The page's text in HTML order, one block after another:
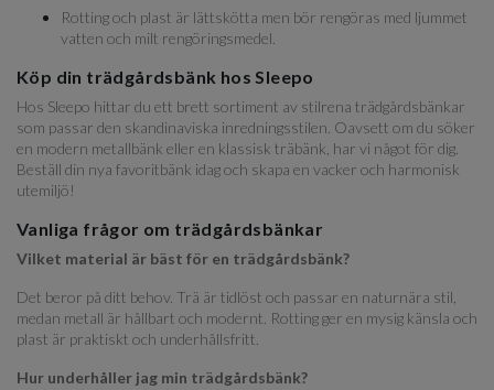
Rotting och plast är lättskötta men bör rengöras med ljummet
vatten och milt rengöringsmedel.
Köp din trädgårdsbänk hos Sleepo
Hos Sleepo hittar du ett brett sortiment av stilrena trädgårdsbänkar
som passar den skandinaviska inredningsstilen. Oavsett om du söker
en modern metallbänk eller en klassisk träbänk, har vi något för dig.
Beställ din nya favoritbänk idag och skapa en vacker och harmonisk
utemiljö!
Vanliga frågor om trädgårdsbänkar
Vilket material är bäst för en trädgårdsbänk?
Det beror på ditt behov. Trä är tidlöst och passar en naturnära stil,
medan metall är hållbart och modernt. Rotting ger en mysig känsla och
plast är praktiskt och underhållsfritt.
Hur underhåller jag min trädgårdsbänk?